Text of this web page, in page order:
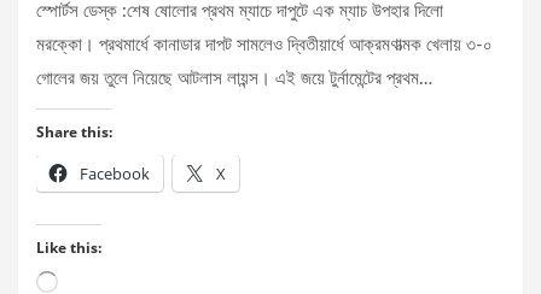
স্পোর্টস ডেস্ক :শেষ ষোলোর প্রথম ম্যাচে দাপুটে এক ম্যাচ উপহার দিলো
মরক্কো। প্রথমার্ধে কানাডার দাপট সামলেও দ্বিতীয়ার্ধে আক্রমণাত্মক খেলায় ৩-০
গোলের জয় তুলে নিয়েছে আটলাস লায়ন্স। এই জয়ে টুর্নামেন্টের প্রথম…
Share this:
Facebook X
Like this:
Loading…